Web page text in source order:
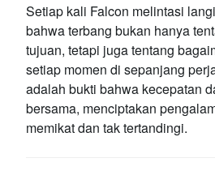
Setiap kali Falcon melintasi
bahwa terbang bukan hanya
tujuan, tetapi juga tentang
setiap momen di sepanjang
adalah bukti bahwa kecepatan
bersama, menciptakan
memikat dan tak tertandingi.